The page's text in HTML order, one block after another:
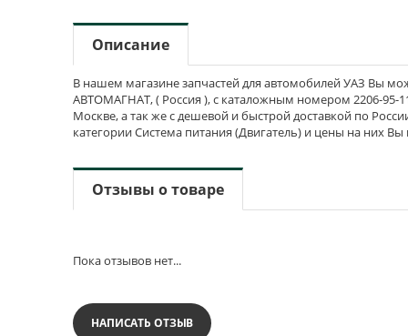
Описание
В нашем магазине запчастей для автомобилей УАЗ Вы
АВТОМАГНАТ, ( Россия ), с каталожным номером 2206-95-
Москве, а так же с дешевой и быстрой доставкой по
категории Система питания (Двигатель) и цены на них
Отзывы о товаре
Пока отзывов нет...
НАПИСАТЬ ОТЗЫВ